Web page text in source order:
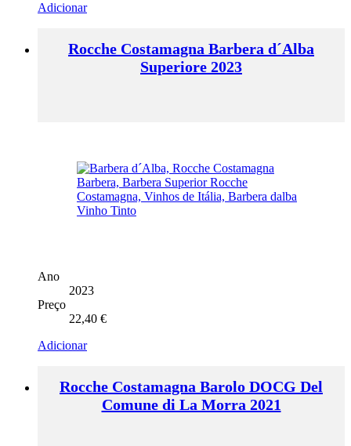
Adicionar
Rocche Costamagna Barbera d´Alba
Superiore 2023
Ano
2023
Preço
22,40 €
Adicionar
Rocche Costamagna Barolo DOCG Del
Comune di La Morra 2021